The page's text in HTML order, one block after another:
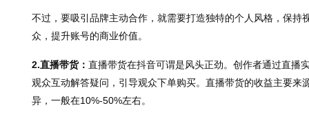
不过，要吸引品牌主动合作，就需要打造独特的个人风格，保持
众，提升账号的商业价值。
2.直播带货： 直播带货在抖音可谓是风头正劲。创作者通过直播
观众互动解答疑问，引导观众下单购买。直播带货的收益主要来
异，一般在10%-50%左右。